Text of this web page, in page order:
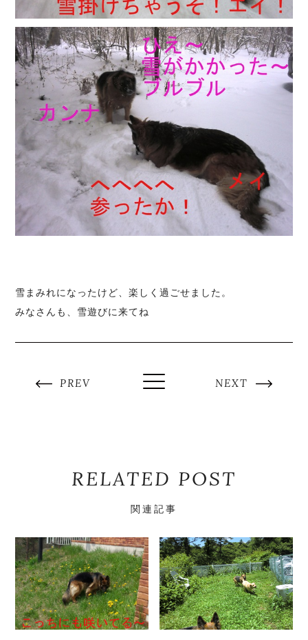
雪まみれになったけど、楽しく過ごせました。
みなさんも、雪遊びに来てね
PREV NEXT
RELATED POST
関連記事